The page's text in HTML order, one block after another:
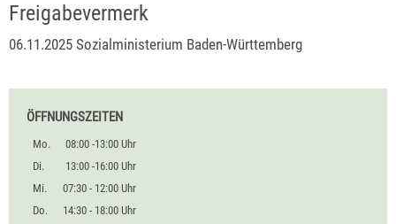
Freigabevermerk
06.11.2025 Sozialministerium Baden-Württemberg
ÖFFNUNGSZEITEN
Mo.
08:00 -13:00 Uhr
Di.
13:00 -16:00 Uhr
Mi.
07:30 - 12:00 Uhr
Do.
14:30 - 18:00 Uhr